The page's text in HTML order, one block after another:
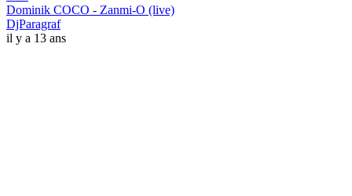
Dominik COCO - Zanmi-O (live)
DjParagraf
il y a 13 ans